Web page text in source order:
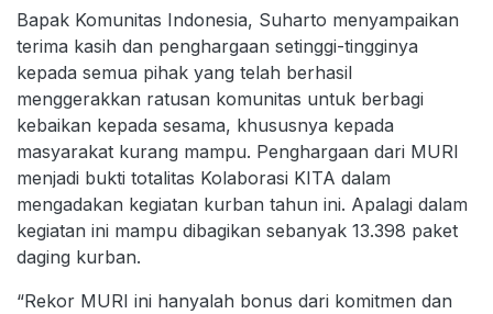
Bapak Komunitas Indonesia, Suharto menyampaikan
terima kasih dan penghargaan setinggi-tingginya
kepada semua pihak yang telah berhasil
menggerakkan ratusan komunitas untuk berbagi
kebaikan kepada sesama, khususnya kepada
masyarakat kurang mampu. Penghargaan dari MURI
menjadi bukti totalitas Kolaborasi KITA dalam
mengadakan kegiatan kurban tahun ini. Apalagi dalam
kegiatan ini mampu dibagikan sebanyak 13.398 paket
daging kurban.
“Rekor MURI ini hanyalah bonus dari komitmen dan